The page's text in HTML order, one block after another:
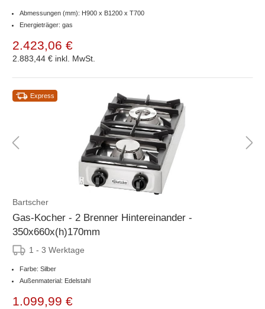
Abmessungen (mm): H900 x B1200 x T700
Energieträger: gas
2.423,06 €
2.883,44 € inkl. MwSt.
Express
Bartscher
Gas-Kocher - 2 Brenner Hintereinander -
350x660x(h)170mm
1 - 3 Werktage
Farbe: Silber
Außenmaterial: Edelstahl
1.099,99 €